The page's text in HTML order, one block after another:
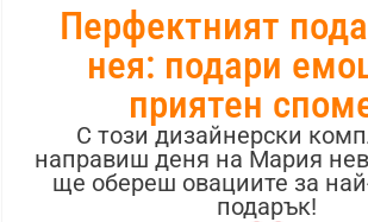
Перфектният
нея: подари
приятен
С този дизайнерски
направиш деня на Мария
ще обереш овациите за
подарък!